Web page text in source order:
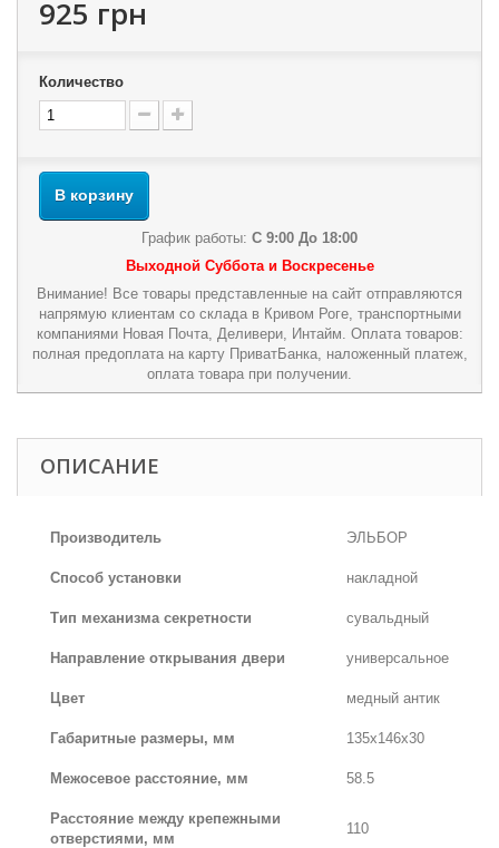
925 грн
Количество
В корзину
График работы: С 9:00 До 18:00
Выходной Суббота и Воскресенье
Внимание! Все товары представленные на сайт отправляются
напрямую клиентам со склада в Кривом Роге, транспортными
компаниями Новая Почта, Деливери, Интайм. Оплата товаров:
полная предоплата на карту ПриватБанка, наложенный платеж,
оплата товара при получении.
ОПИСАНИЕ
Производитель ЭЛЬБОР
Способ установки накладной
Тип механизма секретности сувальдный
Направление открывания двери универсальное
Цвет медный антик
Габаритные размеры, мм 135х146х30
Межосевое расстояние, мм 58.5
Расстояние между крепежными
отверстиями, мм
110